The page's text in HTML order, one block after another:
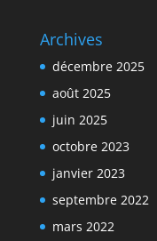
Archives
décembre 2025
août 2025
juin 2025
octobre 2023
janvier 2023
septembre 2022
mars 2022